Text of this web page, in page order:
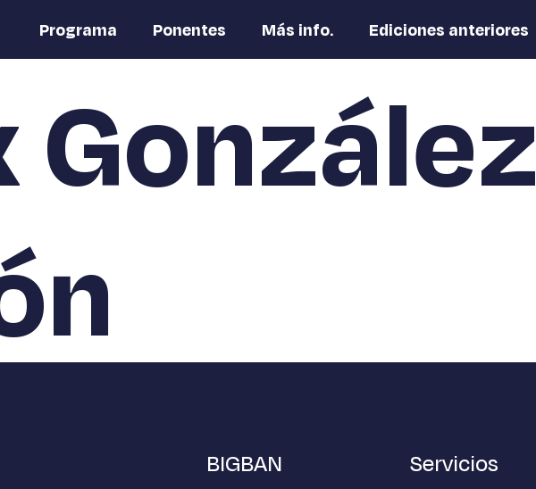
Programa Ponentes Más info. Ediciones anteriores
González
BIGBAN Servicios